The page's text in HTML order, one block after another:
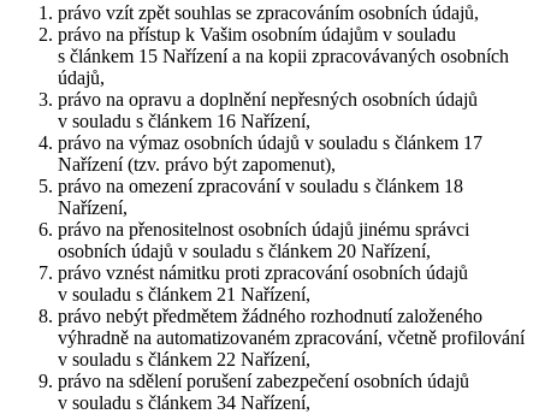
právo vzít zpět souhlas se zpracováním osobních údajů,
právo na přístup k Vašim osobním údajům v souladu
s článkem 15 Nařízení a na kopii zpracovávaných osobních
údajů,
právo na opravu a doplnění nepřesných osobních údajů
v souladu s článkem 16 Nařízení,
právo na výmaz osobních údajů v souladu s článkem 17
Nařízení (tzv. právo být zapomenut),
právo na omezení zpracování v souladu s článkem 18
Nařízení,
právo na přenositelnost osobních údajů jinému správci
osobních údajů v souladu s článkem 20 Nařízení,
právo vznést námitku proti zpracování osobních údajů
v souladu s článkem 21 Nařízení,
právo nebýt předmětem žádného rozhodnutí založeného
výhradně na automatizovaném zpracování, včetně profilování
v souladu s článkem 22 Nařízení,
právo na sdělení porušení zabezpečení osobních údajů
v souladu s článkem 34 Nařízení,